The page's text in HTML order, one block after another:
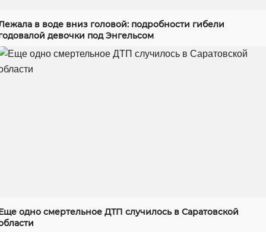
в воде вниз головой: подробности гибели
девочки под Энгельсом
одно смертельное ДТП случилось в Саратовской